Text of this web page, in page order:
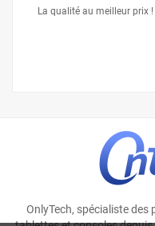
La qualité au meilleur prix !
OnlyTech, spécialiste